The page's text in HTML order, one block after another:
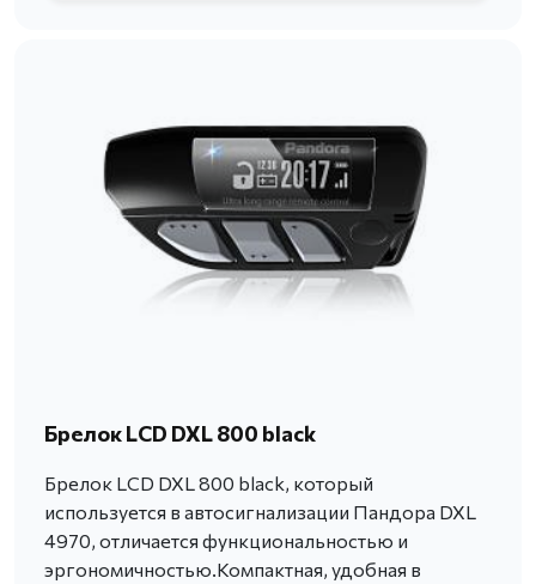
Брелок LCD DXL 800 black
Брелок LCD DXL 800 black, который
используется в автосигнализации Пандора DXL
4970, отличается функциональностью и
эргономичностью.Компактная, удобная в